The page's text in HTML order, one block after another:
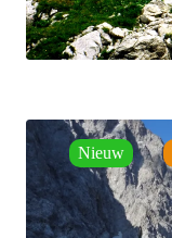
Nieuw